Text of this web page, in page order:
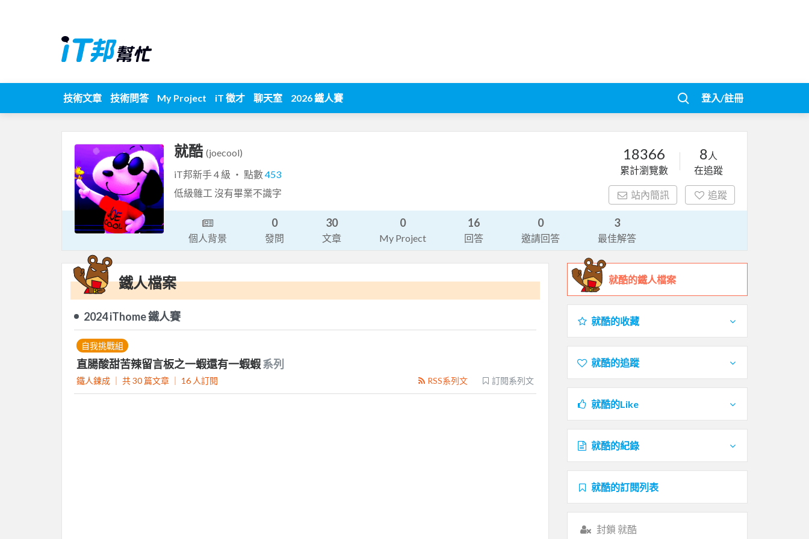
技術文章 技術問答 My Project iT 徵才 聊天室 2026 鐵人賽 登入/註冊
就酷 (joecool)
iT邦新手 4 級 ‧ 點數453
低級雜工 沒有畢業不識字
18366
累計瀏覽數
8 人
在追蹤
站內簡訊 追蹤
個人背景
0
發問
30
文章
0
My Project
16
回答
0
邀請回答
3
最佳解答
鐵人檔案
2024 iThome 鐵人賽
自我挑戰組
直腸酸甜苦辣留言板之一蝦還有一蝦蝦系列
鐵人鍊成 ｜ 共 30 篇文章 ｜ 16 人訂閱 訂閱系列文
RSS系列文
就酷的鐵人檔案
就酷的收藏
就酷的追蹤
就酷的Like
就酷的紀錄
就酷的訂閱列表
封鎖 就酷